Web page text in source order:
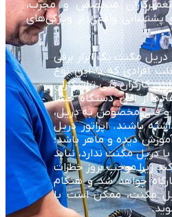
تعمیرکاران متخصص و مجرب،
پشتیبانی واقعی از ویژگی‌های
مگنت یک ابزار برقی
افرادی که با این نوع
کارگران فنی تراشکاران
از این دستگاه حتماً
و فنی مخصوص به دریل،
باشند. اپراتور دریل
دیده و ماهر باشد؛
با دریل مگنت ندارد، نباید
زیرا موجب بروز خطرات
خواهد شد و هنگام
مگنت، ممکن است با